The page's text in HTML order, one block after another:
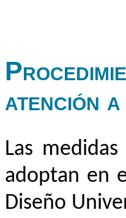
atención
Las
adoptan en
Diseño